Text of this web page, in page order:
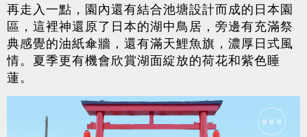
再走入一點，園內還有結合池塘設計而成的日本園
區，這裡神還原了日本的湖中鳥居，旁邊有充滿祭
典感覺的油紙傘牆，還有滿天鯉魚旗，濃厚日式風
情。夏季更有機會欣賞湖面綻放的荷花和紫色睡
蓮。